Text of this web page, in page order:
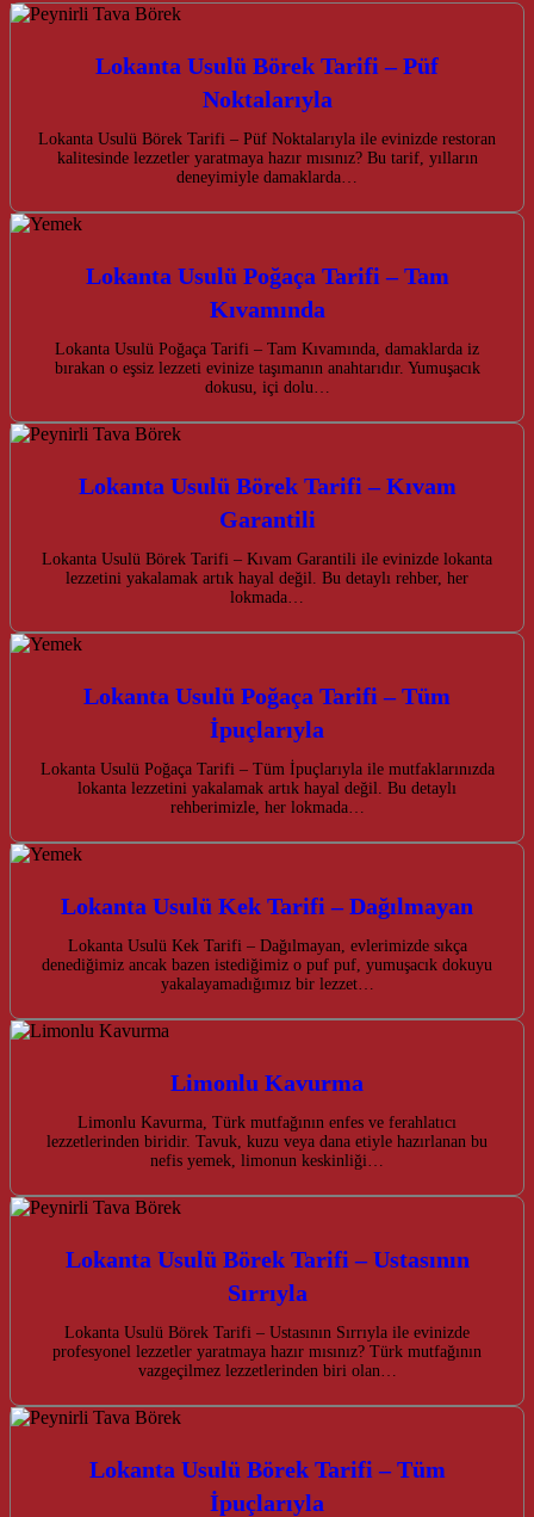
Lokanta Usulü Börek Tarifi – Püf
Noktalarıyla
Lokanta Usulü Börek Tarifi – Püf Noktalarıyla ile evinizde restoran
kalitesinde lezzetler yaratmaya hazır mısınız? Bu tarif, yılların
deneyimiyle damaklarda…
Lokanta Usulü Poğaça Tarifi – Tam
Kıvamında
Lokanta Usulü Poğaça Tarifi – Tam Kıvamında, damaklarda iz
bırakan o eşsiz lezzeti evinize taşımanın anahtarıdır. Yumuşacık
dokusu, içi dolu…
Lokanta Usulü Börek Tarifi – Kıvam
Garantili
Lokanta Usulü Börek Tarifi – Kıvam Garantili ile evinizde lokanta
lezzetini yakalamak artık hayal değil. Bu detaylı rehber, her
lokmada…
Lokanta Usulü Poğaça Tarifi – Tüm
İpuçlarıyla
Lokanta Usulü Poğaça Tarifi – Tüm İpuçlarıyla ile mutfaklarınızda
lokanta lezzetini yakalamak artık hayal değil. Bu detaylı
rehberimizle, her lokmada…
Lokanta Usulü Kek Tarifi – Dağılmayan
Lokanta Usulü Kek Tarifi – Dağılmayan, evlerimizde sıkça
denediğimiz ancak bazen istediğimiz o puf puf, yumuşacık dokuyu
yakalayamadığımız bir lezzet…
Limonlu Kavurma
Limonlu Kavurma, Türk mutfağının enfes ve ferahlatıcı
lezzetlerinden biridir. Tavuk, kuzu veya dana etiyle hazırlanan bu
nefis yemek, limonun keskinliği…
Lokanta Usulü Börek Tarifi – Ustasının
Sırrıyla
Lokanta Usulü Börek Tarifi – Ustasının Sırrıyla ile evinizde
profesyonel lezzetler yaratmaya hazır mısınız? Türk mutfağının
vazgeçilmez lezzetlerinden biri olan…
Lokanta Usulü Börek Tarifi – Tüm
İpuçlarıyla